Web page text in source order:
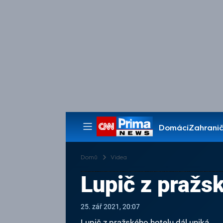
Domácí
Pořady
Domů Videa
Lupič z
25. zář 2021, 20:07